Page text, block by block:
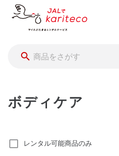
ボディケア
レンタル可能商品のみ